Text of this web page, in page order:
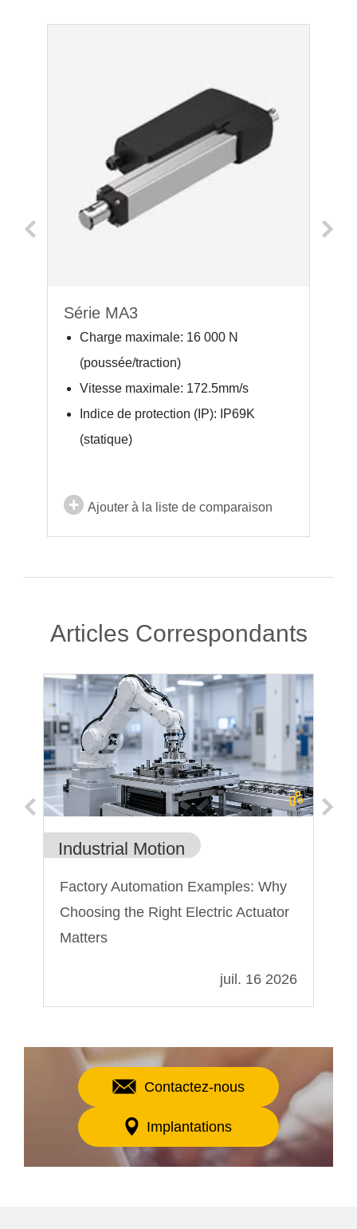
Série MA3
Charge maximale: 16 000 N
(poussée/traction)
Vitesse maximale: 172.5mm/s
Indice de protection (IP): IP69K
(statique)
Ajouter à la liste de comparaison
Articles Correspondants
Industrial Motion
Factory Automation Examples: Why
Choosing the Right Electric Actuator
Matters
juil. 16 2026
Contactez-nous
Implantations